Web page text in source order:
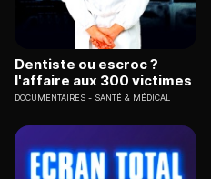
Dentiste ou escroc ?
l'affaire aux 300 victimes
DOCUMENTAIRES SANTÉ & MÉDICAL